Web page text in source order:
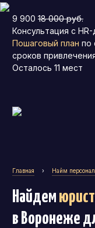
9 900 18 000 руб.
Консультация с
Пошаговый план по
сроков
Осталось 11 мест
Главная › Найм
Найдем
в Воронеже